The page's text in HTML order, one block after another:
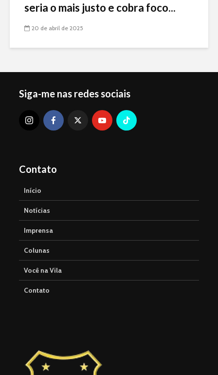
seria o mais justo e cobra foco...
20 de abril de 2025
Siga-me nas redes sociais
Contato
Início
Notícias
Imprensa
Colunas
Você na Vila
Contato